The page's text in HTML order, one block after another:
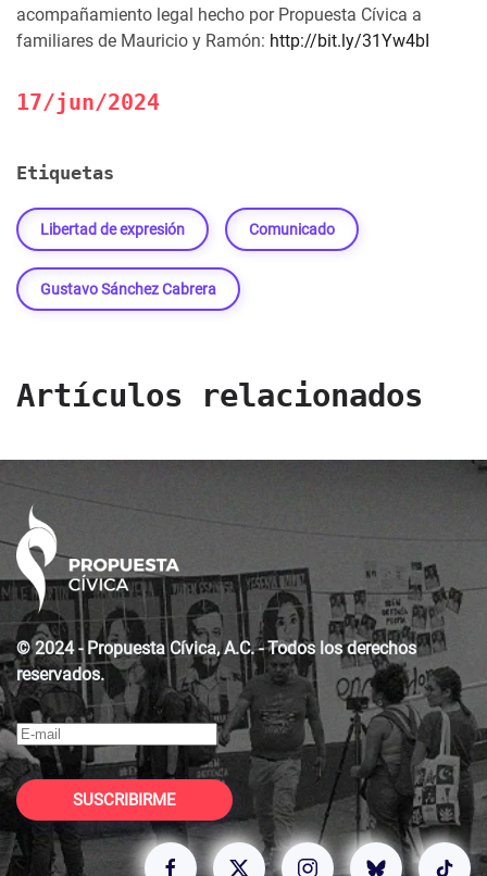
acompañamiento legal hecho por Propuesta Cívica a
familiares de Mauricio y Ramón: http://bit.ly/31Yw4bI
17/jun/2024
Etiquetas
Libertad de expresión Comunicado
Gustavo Sánchez Cabrera
Artículos relacionados
© 2024 - Propuesta Cívica, A.C. - Todos los derechos
reservados.
SUSCRIBIRME